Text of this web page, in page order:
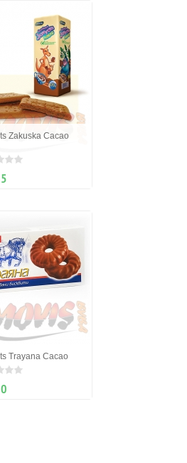
Zakuska Cacao
Trayana Cacao